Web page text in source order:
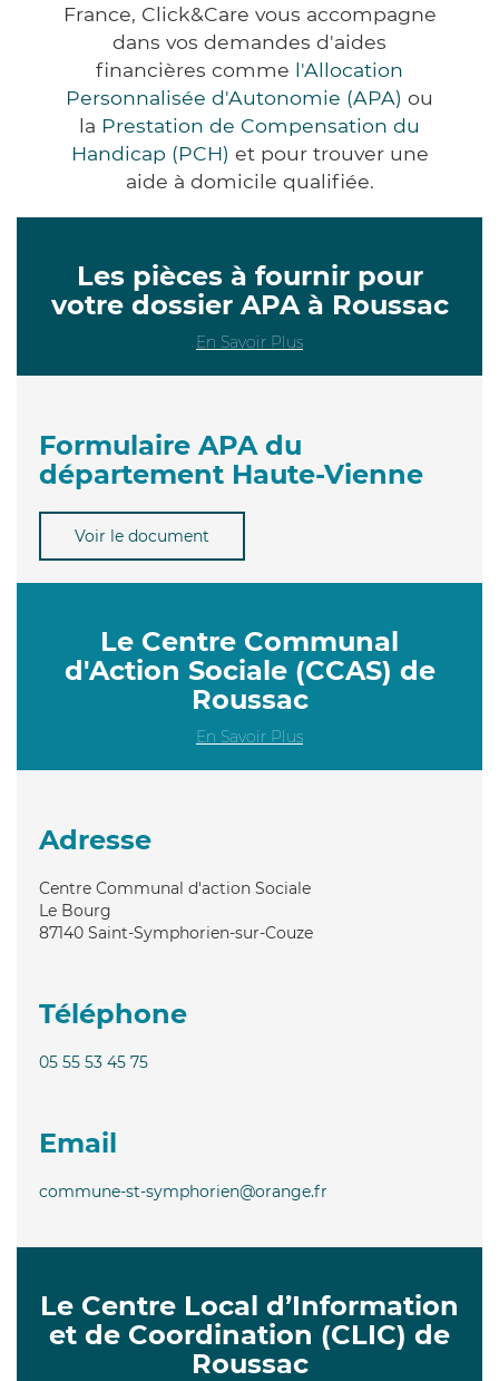
France, Click&Care vous accompagne
dans vos demandes d'aides
financières comme l'Allocation
Personnalisée d'Autonomie (APA) ou
la Prestation de Compensation du
Handicap (PCH) et pour trouver une
aide à domicile qualifiée.
Les pièces à fournir pour
votre dossier APA à Roussac
En Savoir Plus
Formulaire APA du
département Haute-Vienne
Voir le document
Le Centre Communal
d'Action Sociale (CCAS) de
Roussac
En Savoir Plus
Adresse
Centre Communal d'action Sociale
Le Bourg
87140 Saint-Symphorien-sur-Couze
Téléphone
05 55 53 45 75
Email
commune-st-symphorien@orange.fr
Le Centre Local d’Information
et de Coordination (CLIC) de
Roussac